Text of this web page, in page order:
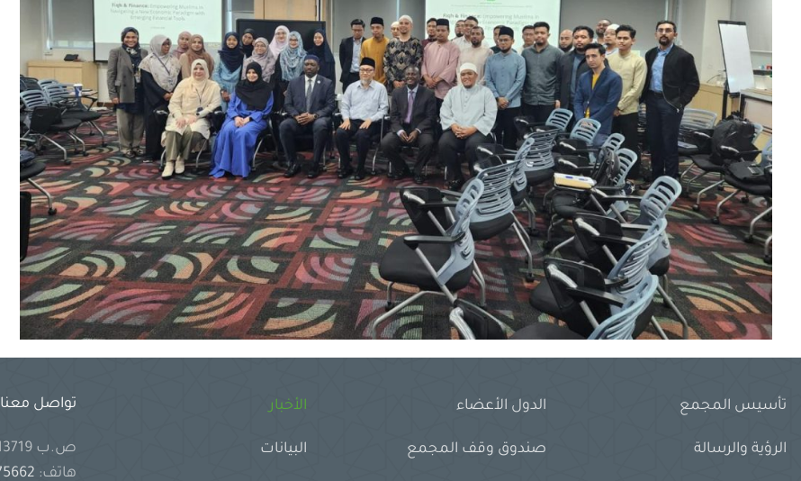
تأسيس المجمع
الرؤية والرسالة
الدول الأعضاء
صندوق وقف المجمع
الأخبار
البيانات
تواصل معنا
ص.ب 13719 جدة 21414 المملكة العربية السعودية
هاتف: